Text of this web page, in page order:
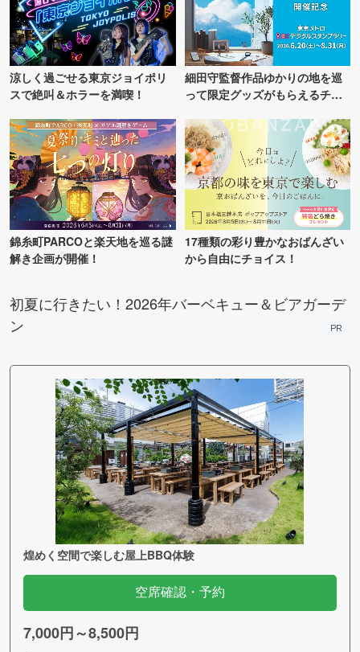
涼しく過ごせる東京ジョイポリ
スで絶叫＆ホラーを満喫！
細田守監督作品ゆかりの地を巡
って限定グッズがもらえるチャ
錦糸町PARCOと楽天地を巡る謎
解き企画が開催！
17種類の彩り豊かなおばんざい
から自由にチョイス！
初夏に行きたい！2026年バーベキュー＆ビアガーデ
ン
PR
煌めく空間で楽しむ屋上BBQ体験
空席確認・予約
7,000円～8,500円